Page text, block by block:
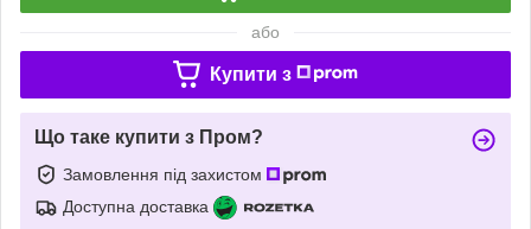
або
Купити з
Що таке купити з Пром?
Замовлення під захистом
Доступна доставка